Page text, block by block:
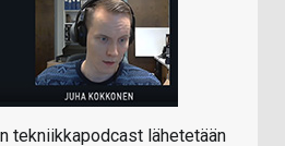
tekniikkapodcast lähetetään